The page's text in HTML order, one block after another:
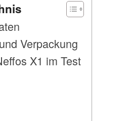
Verpackung
X1 im Test